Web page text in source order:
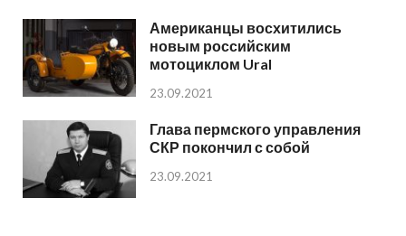
Американцы восхитились
новым российским
мотоциклом Ural
23.09.2021
Глава пермского управления
СКР покончил с собой
23.09.2021